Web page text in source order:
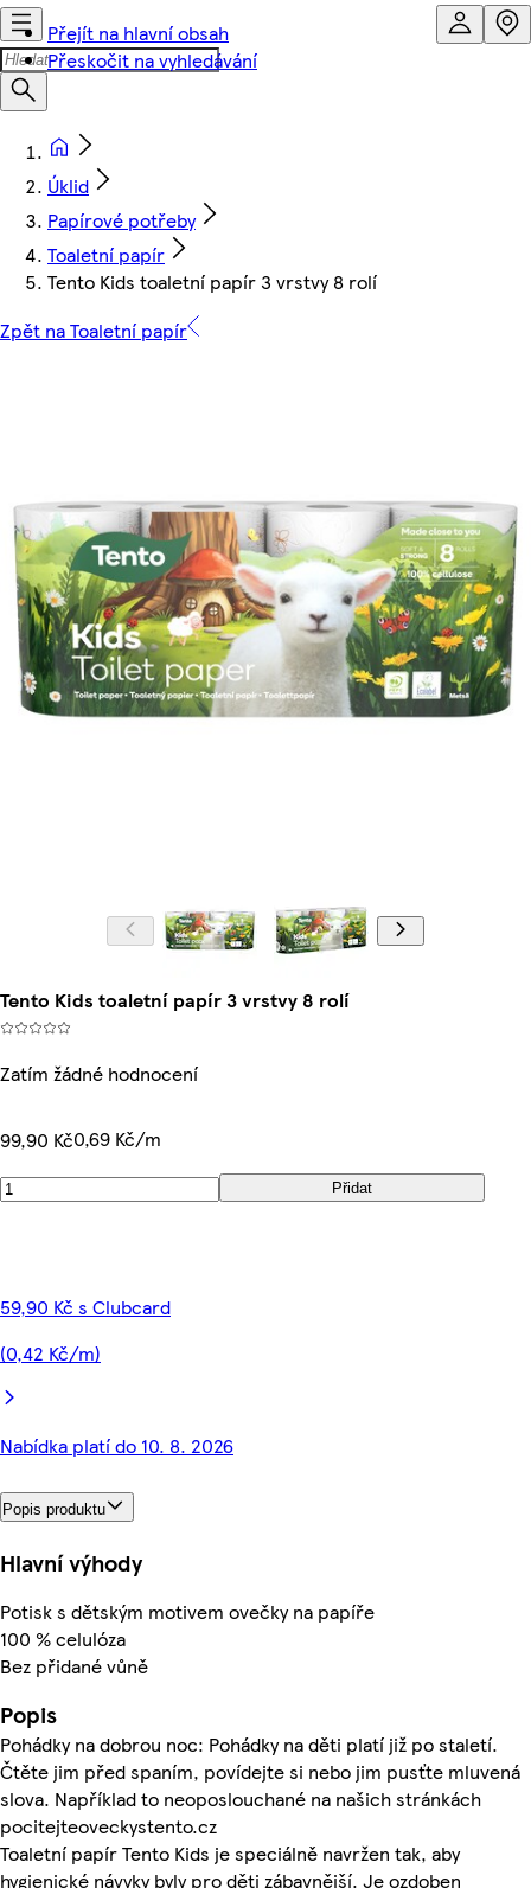
Přejít na hlavní obsah
Přeskočit na vyhledávání
Úklid
Papírové potřeby
Toaletní papír
Tento Kids toaletní papír 3 vrstvy 8 rolí
Zpět na Toaletní papír
Tento Kids toaletní papír 3 vrstvy 8 rolí
Zatím žádné hodnocení
99,90 Kč0,69 Kč/m
Přidat
59,90 Kč s Clubcard
(0,42 Kč/m)
Nabídka platí do 10. 8. 2026
Popis produktu
Hlavní výhody
Potisk s dětským motivem ovečky na papíře
100 % celulóza
Bez přidané vůně
Popis
Pohádky na dobrou noc: Pohádky na děti platí již po staletí.
Čtěte jim před spaním, povídejte si nebo jim pusťte mluvená
slova. Například to neoposlouchané na našich stránkách
pocitejteoveckystento.cz
Toaletní papír Tento Kids je speciálně navržen tak, aby
hygienické návyky byly pro děti zábavnější. Je ozdoben